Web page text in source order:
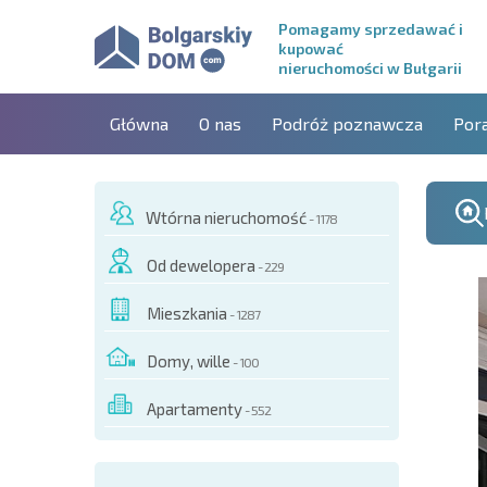
Pomagamy sprzedawać i
kupować
nieruchomości w Bułgarii
Główna O nas Podróż poznawcza
Wtórna nieruchomość - 1178
Od dewelopera - 229
Mieszkania - 1287
Domy, wille - 100
Apartamenty - 552
TYM OBIEKCIE